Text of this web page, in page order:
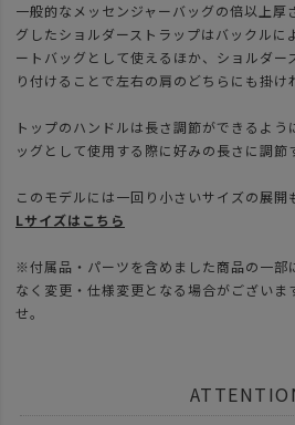
一般的なメッセンジャーバッグの倍以上厚
グしたショルダーストラップはバックルに
ートバッグとして使えるほか、ショルダー
り付けることで左右の肩のどちらにも掛け
トップのハンドルは長さ調節ができるよ
ッグとして使用する際に好みの長さに調節
このモデルには一回り小さいサイズの展開
Lサイズはこちら
※付属品・パーツを含めました商品の一部
なく変更・仕様変更となる場合がございま
せ。